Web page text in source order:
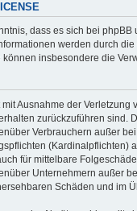
dass es sich bei phpBB
werden durch
insbesondere die
mit Ausnahme der
zurückzuführen sind.
Verbrauchern außer
(Kardinalpflichten)
für mittelbare
Unternehmern außer
Schäden und im